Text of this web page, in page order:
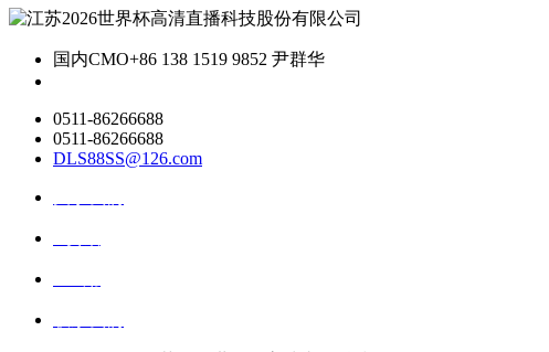
国内CMO+86 138 1519 9852 尹群华
0511-86266688
0511-86266688
DLS88SS@126.com